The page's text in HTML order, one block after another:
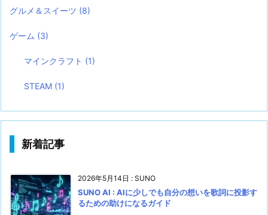
グルメ＆スイーツ (8)
ゲーム (3)
マインクラフト (1)
STEAM (1)
新着記事
2026年5月14日 : SUNO
SUNO AI : AIに少しでも自分の想いを歌詞に投影す
るための助けになるガイド